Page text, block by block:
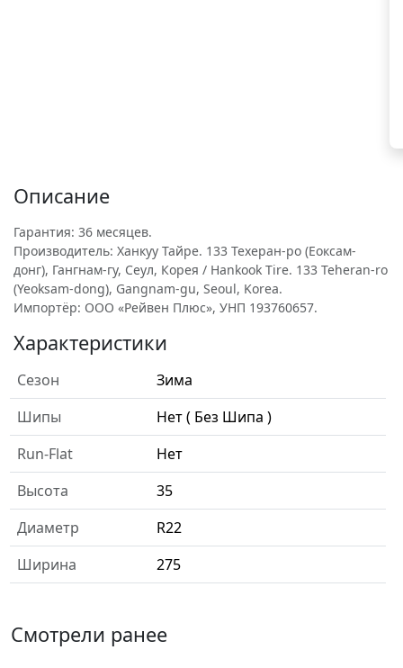
Описание
Гарантия: 36 месяцев.
Производитель: Ханкуу Тайре. 133 Техеран-ро (Еоксам-
донг), Гангнам-гу, Сеул, Корея / Hankook Tire. 133 Teheran-ro
(Yeoksam-dong), Gangnam-gu, Seoul, Korea.
Импортёр: ООО «Рейвен Плюс», УНП 193760657.
Характеристики
Сезон
Зима
Шипы
Нет ( Без Шипа )
Run-Flat
Нет
Высота
35
Диаметр
R22
Ширина
275
Смотрели ранее